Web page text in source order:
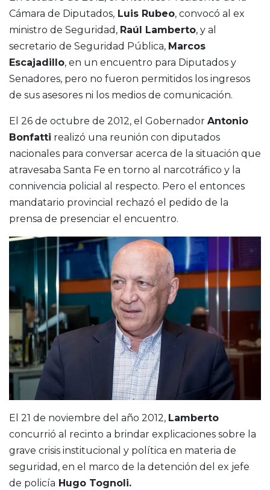
Cámara de Diputados, Luis Rubeo, convocó al ex
ministro de Seguridad, Raúl Lamberto, y al
secretario de Seguridad Pública, Marcos
Escajadillo, en un encuentro para Diputados y
Senadores, pero no fueron permitidos los ingresos
de sus asesores ni los medios de comunicación.
El 26 de octubre de 2012, el Gobernador Antonio
Bonfatti realizó una reunión con diputados
nacionales para conversar acerca de la situación que
atravesaba Santa Fe en torno al narcotráfico y la
connivencia policial al respecto. Pero el entonces
mandatario provincial rechazó el pedido de la
prensa de presenciar el encuentro.
El 21 de noviembre del año 2012, Lamberto
concurrió al recinto a brindar explicaciones sobre la
grave crisis institucional y política en materia de
seguridad, en el marco de la detención del ex jefe
de policía Hugo Tognoli.